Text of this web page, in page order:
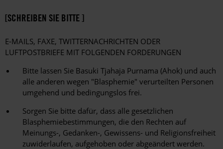
[SCHREIBEN SIE BITTE ]
E-MAILS, FAXE, TWITTERNACHRICHTEN ODER
LUFTPOSTBRIEFE MIT FOLGENDEN FORDERUNGEN
Bitte lassen Sie Basuki Tjahaja Purnama (Ahok) und auch
alle anderen wegen "Blasphemie" verurteilten Personen
umgehend und bedingungslos frei.
Sorgen Sie bitte dafür, dass alle gesetzlichen
Blasphemiebestimmungen, die den Rechten auf
Meinungs-, Gedanken-, Gewissens- und Religionsfreiheit
zuwiderlaufen, aufgehoben oder abgeändert werden.